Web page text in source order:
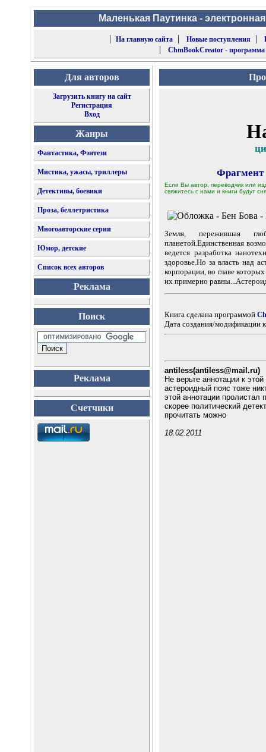
Маленькая Паутинка -
|
На главную сайта| Новые поступления |
| ChmBookCreator -
Для авторов
Загрузить книгу на сайт
Регистрация
Вход
Жанры
Фантастика, Фэнтези
Мистика, ужасы, триллеры
Детективы, боевики
Проза, беллетристика
Многоавторские серии
Юмор, детские
Список всех авторов
Реклама
Поиск
Реклама
Счетчики
Фрагмент
Если Вы автор, переводчик или
свяжитесь с нами и книги будут
Земля, пережившая
планетой.Единственная
ведется разработка
здоровье.Но за власть над
корпорации, во главе
их примерно
Книга сделана программой
Дата создания/модификации
antiless(antiless@mail.ru)
Не верьте аннотации к
астероидный пояс тоже
этой аннотации пролистал
скорее политический
прочитать можно
18.02.2011